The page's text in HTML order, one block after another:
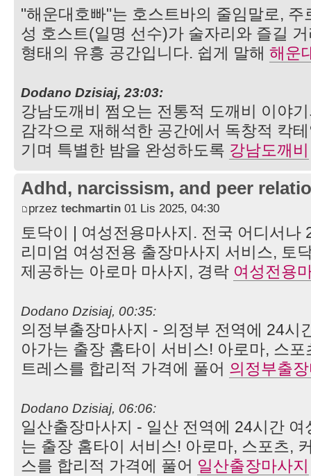
"해운대호빠"는 호스트바의 줄임말로,
성 호스트(일명 선수)가 술자리와 즐길
형태의 유흥 공간입니다. 쉽게 말해 해운
Dodano Dzisiaj, 23:03:
강남도깨비 쩜오는 전통적 도깨비 이야
감각으로 재해석한 공간에서 독창적 칵
기며 특별한 밤을 완성하도록 강남도깨비
Adhd, narcissism, and peer
przez techmartin 01 Lis 2025, 04:30
토닥이 | 여성전용마사지. 전국 어디서나
리미엄 여성전용 출장마사지 서비스, 토
제공하는 아로마 마사지, 경락 여성전용
Dodano Dzisiaj, 00:35:
의정부출장마사지 - 의정부 전역에 24시
아가는 출장 홈타이 서비스! 아로마, 스
트레스를 합리적 가격에 풀어 의정부출
Dodano Dzisiaj, 06:06:
일산출장마사지 - 일산 전역에 24시간
는 출장 홈타이 서비스! 아로마, 스포츠,
스를 합리적 가격에 풀어 일산출장마사지